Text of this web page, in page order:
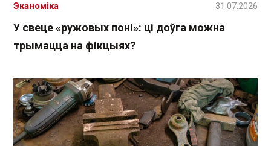
У свеце «ружовых поні»: ці доўга можна
трымацца на фікцыях?
Эканоміка 31.07.2026